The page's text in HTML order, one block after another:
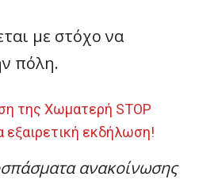
με στόχο να
πόλη.
της Χωματερή STOP
εξαιρετική εκδήλωση!
ανακοίνωσης